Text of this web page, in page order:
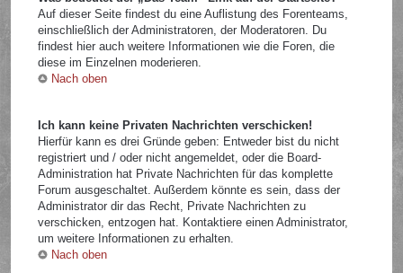
Auf dieser Seite findest du eine Auflistung des Forenteams,
einschließlich der Administratoren, der Moderatoren. Du
findest hier auch weitere Informationen wie die Foren, die
diese im Einzelnen moderieren.
Nach oben
Ich kann keine Privaten Nachrichten verschicken!
Hierfür kann es drei Gründe geben: Entweder bist du nicht
registriert und / oder nicht angemeldet, oder die Board-
Administration hat Private Nachrichten für das komplette
Forum ausgeschaltet. Außerdem könnte es sein, dass der
Administrator dir das Recht, Private Nachrichten zu
verschicken, entzogen hat. Kontaktiere einen Administrator,
um weitere Informationen zu erhalten.
Nach oben